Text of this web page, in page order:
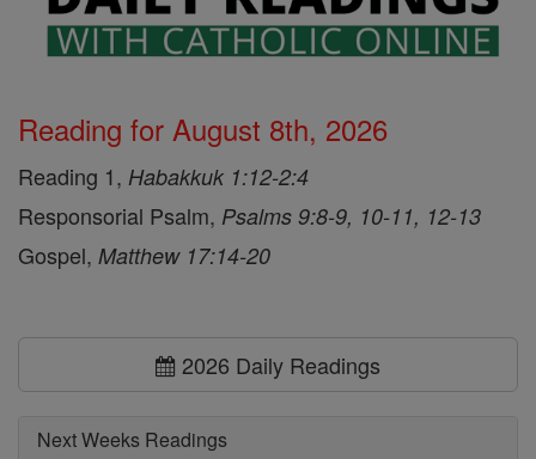
Reading for August 8th, 2026
Reading 1, Habakkuk 1:12-2:4
Responsorial Psalm, Psalms 9:8-9, 10-11, 12-13
Gospel, Matthew 17:14-20
2026 Daily Readings
Next Weeks Readings